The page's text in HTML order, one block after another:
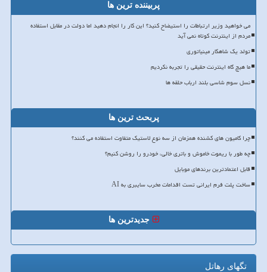
پربیننده ترین ها
می خواهید وزیر ارتباطات را استیضاح کنید؟ این کار را انجام دهید اما دولت در مقابل استفاده
مردم از اینترنت کوتاه نمی آید
تولد یک شاهکار مینیاتوری
ما هیچ گاه اینترنت حقیقی را تجربه نکردیم
نسل سوم شاسی بلند ارباب حلقه ها
پربحث ترین ها
چرا کامیون های کشنده همزمان از سه نوع لاستیک متفاوت استفاده می کنند؟
چه طور با ریموت خاموش و باتری خالی، خودرو را روشن کنیم؟
قابل اعتمادترین برندهای موبایل
ساخت پلت فرم ایرانی تست اقدامات مخرب سایبری به AI
جدیدترین ها
تگهای رهاتل